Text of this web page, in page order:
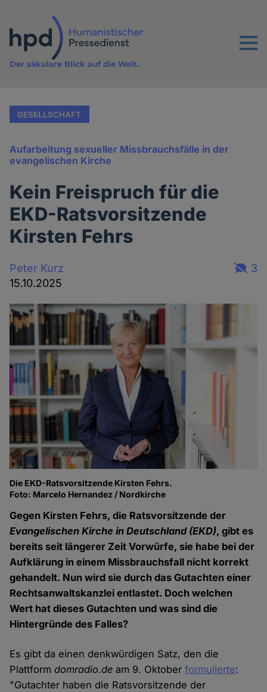
Inhalt
Menu
Der säkulare Blick auf die Welt.
GESELLSCHAFT
Aufarbeitung sexueller Missbrauchsfälle in der
evangelischen Kirche
Kein Freispruch für die
EKD-Ratsvorsitzende
Kirsten Fehrs
Peter Kurz
15.10.2025
3
Die EKD-Ratsvorsitzende Kirsten Fehrs.
Foto: Marcelo Hernandez / Nordkirche
Gegen Kirsten Fehrs, die Ratsvorsitzende der
Evangelischen Kirche in Deutschland (EKD), gibt es
bereits seit längerer Zeit Vorwürfe, sie habe bei der
Aufklärung in einem Missbrauchsfall nicht korrekt
gehandelt. Nun wird sie durch das Gutachten einer
Rechtsanwaltskanzlei entlastet. Doch welchen
Wert hat dieses Gutachten und was sind die
Hintergründe des Falles?
Es gibt da einen denkwürdigen Satz, den die
Plattformdomradio.de am 9. Oktoberformulierte:
"Gutachter haben die Ratsvorsitzende der